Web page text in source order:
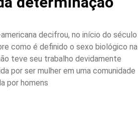
decifrou, no início do século
como é definido o sexo biológico na
teve seu trabalho devidamente
por ser mulher em uma comunidade
por homens